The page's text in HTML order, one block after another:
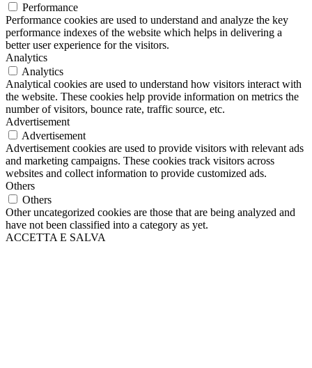
Performance
Performance cookies are used to understand and analyze the key
performance indexes of the website which helps in delivering a
better user experience for the visitors.
Analytics
Analytics
Analytical cookies are used to understand how visitors interact with
the website. These cookies help provide information on metrics the
number of visitors, bounce rate, traffic source, etc.
Advertisement
Advertisement
Advertisement cookies are used to provide visitors with relevant ads
and marketing campaigns. These cookies track visitors across
websites and collect information to provide customized ads.
Others
Others
Other uncategorized cookies are those that are being analyzed and
have not been classified into a category as yet.
ACCETTA E SALVA